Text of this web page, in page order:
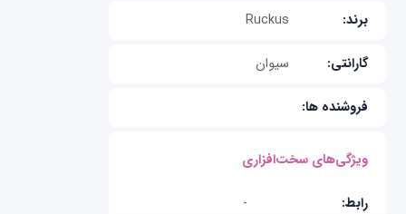
برند: Ruckus
گارانتی: سیوان
فروشنده ها:
ویژگی‌های سخت‌افزاری
رابط:
-